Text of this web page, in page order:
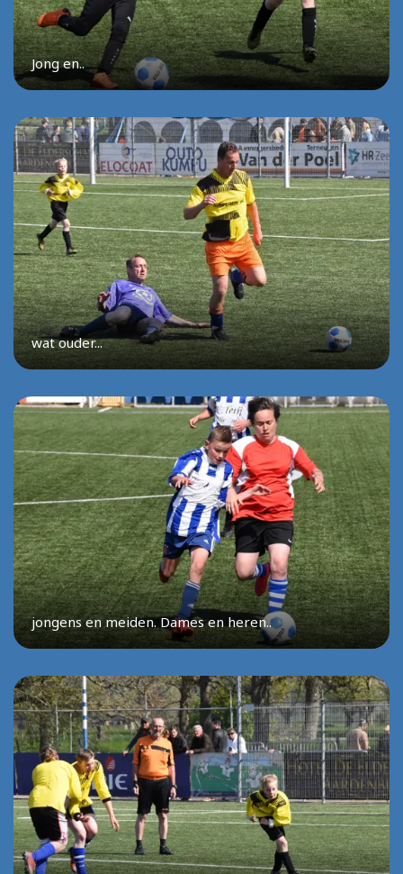
Jong en..
wat ouder...
jongens en meiden. Dames en heren..